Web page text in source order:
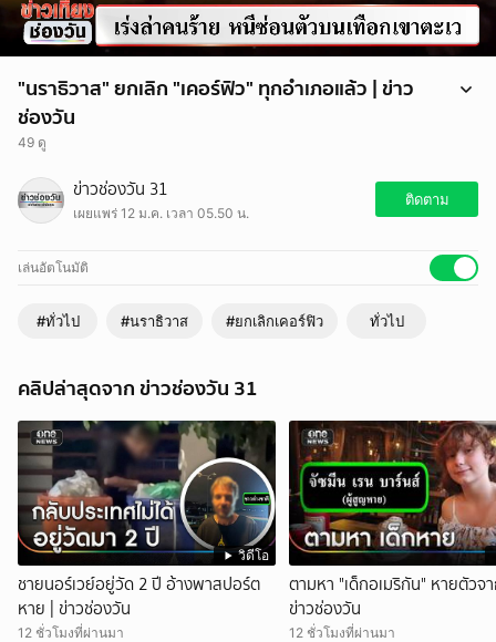
"นราธิวาส" ยกเลิก "เคอร์ฟิว" ทุกอำเภอแล้ว | ข่าว
ช่องวัน
49 ดู
หน่วยเฉพาะกิจนราธิวาส ออกประกาศยกเลิกเคอร์ฟิว ในทุกอำเภอของ
จังหวัดนราธิวาสแล้ว ให้เหตุผลว่าเนื่องจากปัจจุบันสถานการณ์ ในพื้นที่
จังหวัดนราธิวาส อยู่ในระดับที่สามารถควบคุมได้แล้ว
ข่าวช่องวัน 31
เผยแพร่ 12 ม.ค. เวลา 05.50 น.
ติดตาม
เล่นอัตโนมัติ
#ทั่วไป #นราธิวาส #ยกเลิกเคอร์ฟิว ทั่วไป
คลิปล่าสุดจาก ข่าวช่องวัน 31
วิดีโอ
ชายนอร์เวย์อยู่วัด 2 ปี อ้างพาสปอร์ต
หาย | ข่าวช่องวัน
12 ชั่วโมงที่ผ่านมา
ตามหา "เด็กอเมริกัน" หายตัวจ
ข่าวช่องวัน
12 ชั่วโมงที่ผ่านมา